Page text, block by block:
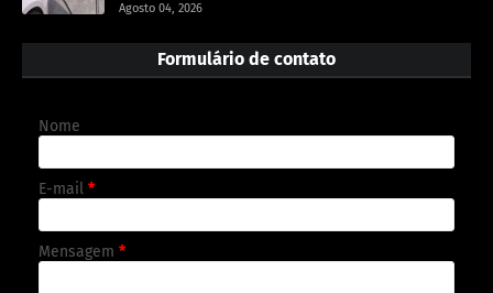
Agosto 04, 2026
Formulário de contato
Nome
E-mail *
Mensagem *